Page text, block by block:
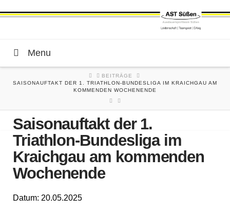
Menu
HOMEBEITRÄGE
SAISONAUFTAKT DER 1. TRIATHLON-BUNDESLIGA IM KRAICHGAU AM
KOMMENDEN WOCHENENDE
Saisonauftakt der 1.
Triathlon-Bundesliga im
Kraichgau am kommenden
Wochenende
Datum: 20.05.2025